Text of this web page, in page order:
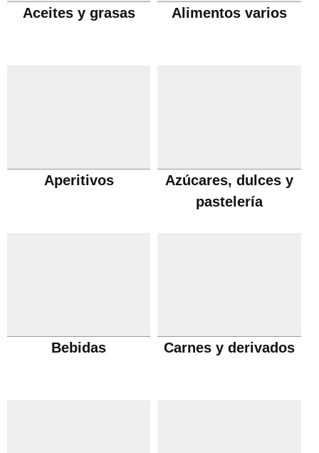
Aceites y grasas Alimentos varios
Aperitivos
Azúcares, dulces y
pastelería
Bebidas Carnes y derivados